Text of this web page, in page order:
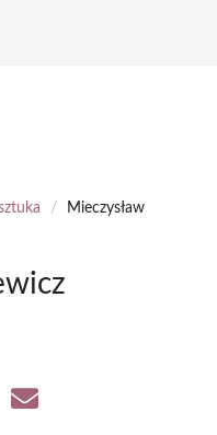
/
Mieczysław
Share